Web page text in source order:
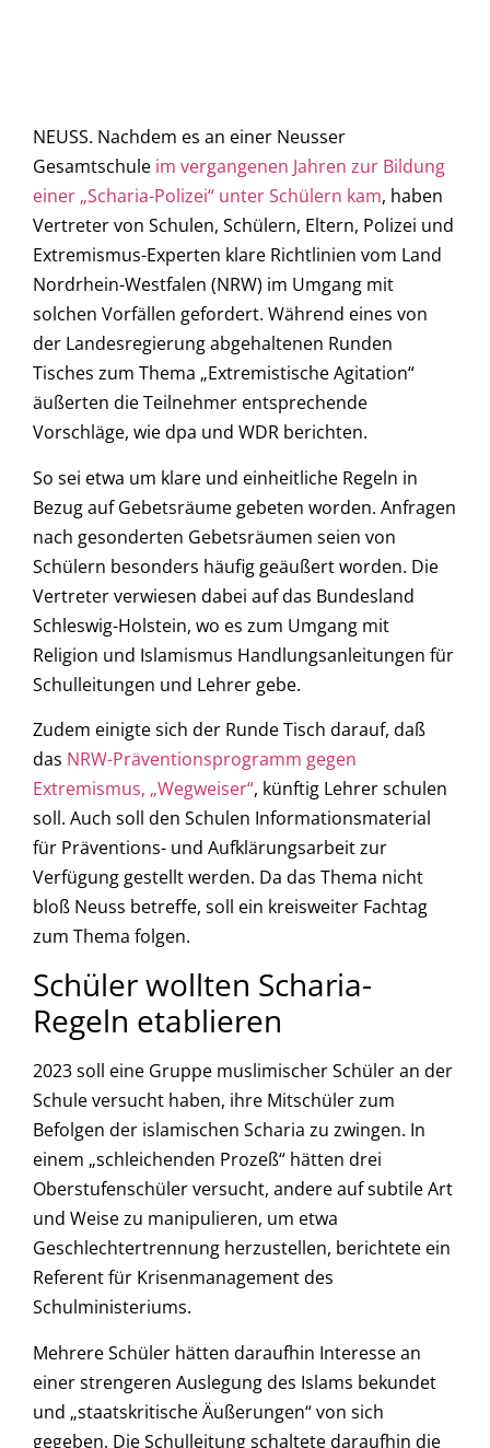
NEUSS. Nachdem es an einer Neusser
Gesamtschule im vergangenen Jahren zur Bildung
einer „Scharia-Polizei“ unter Schülern kam, haben
Vertreter von Schulen, Schülern, Eltern, Polizei und
Extremismus-Experten klare Richtlinien vom Land
Nordrhein-Westfalen (NRW) im Umgang mit
solchen Vorfällen gefordert. Während eines von
der Landesregierung abgehaltenen Runden
Tisches zum Thema „Extremistische Agitation“
äußerten die Teilnehmer entsprechende
Vorschläge, wie dpa und WDR berichten.
So sei etwa um klare und einheitliche Regeln in
Bezug auf Gebetsräume gebeten worden. Anfragen
nach gesonderten Gebetsräumen seien von
Schülern besonders häufig geäußert worden. Die
Vertreter verwiesen dabei auf das Bundesland
Schleswig-Holstein, wo es zum Umgang mit
Religion und Islamismus Handlungsanleitungen für
Schulleitungen und Lehrer gebe.
Zudem einigte sich der Runde Tisch darauf, daß
das NRW-Präventionsprogramm gegen
Extremismus, „Wegweiser“, künftig Lehrer schulen
soll. Auch soll den Schulen Informationsmaterial
für Präventions- und Aufklärungsarbeit zur
Verfügung gestellt werden. Da das Thema nicht
bloß Neuss betreffe, soll ein kreisweiter Fachtag
zum Thema folgen.
Schüler wollten Scharia-
Regeln etablieren
2023 soll eine Gruppe muslimischer Schüler an der
Schule versucht haben, ihre Mitschüler zum
Befolgen der islamischen Scharia zu zwingen. In
einem „schleichenden Prozeß“ hätten drei
Oberstufenschüler versucht, andere auf subtile Art
und Weise zu manipulieren, um etwa
Geschlechtertrennung herzustellen, berichtete ein
Referent für Krisenmanagement des
Schulministeriums.
Mehrere Schüler hätten daraufhin Interesse an
einer strengeren Auslegung des Islams bekundet
und „staatskritische Äußerungen“ von sich
gegeben. Die Schulleitung schaltete daraufhin die